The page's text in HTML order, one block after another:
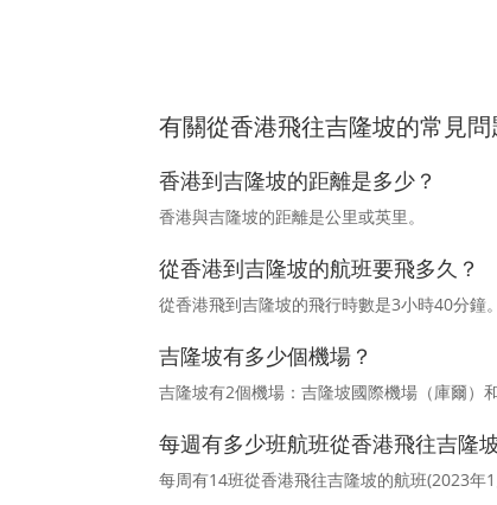
有關從香港飛往吉隆坡的常見問
香港到吉隆坡的距離是多少？
香港與吉隆坡的距離是公里或英里。
從香港到吉隆坡的航班要飛多久？
從香港飛到吉隆坡的飛行時數是3小時40分鐘。
吉隆坡有多少個機場？
吉隆坡有2個機場：吉隆坡國際機場（庫爾）
每週有多少班航班從香港飛往吉隆
每周有14班從香港飛往吉隆坡的航班(2023年1